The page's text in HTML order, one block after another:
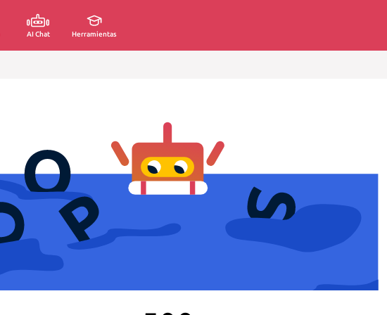
AI Chat Herramientas